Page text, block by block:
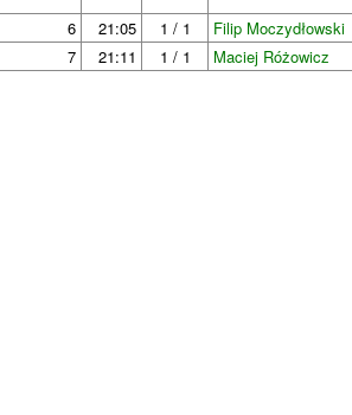
6
21:05 1 / 1
Filip Moczydłowski
7
21:11 1 / 1 Maciej Różowicz